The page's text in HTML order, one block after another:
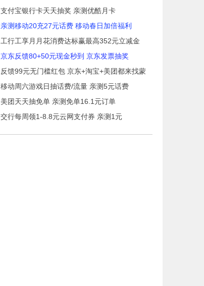
支付宝银行卡天天抽奖 亲测优酷月卡
亲测移动20充27元话费 移动春日加倍福利
工行工享月月花消费达标赢最高352元立减金
京东反馈80+50元现金秒到 京东发票抽奖
反馈99元无门槛红包 京东+淘宝+美团都来找蒙
移动周六游戏日抽话费/流量 亲测5元话费
美团天天抽免单 亲测免单16.1元订单
交行每周领1-8.8元云网支付券 亲测1元